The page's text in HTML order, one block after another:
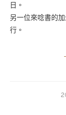
日。
另一位來唸書的
行。